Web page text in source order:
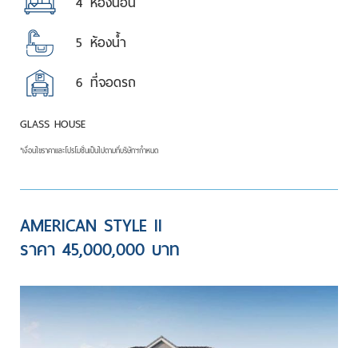
5 ห้องน้ำ
6 ที่จอดรถ
GLASS HOUSE
*เงื่อนไขราคาและโปรโมชั่นเป็นไปตามที่บริษัทฯกำหนด
AMERICAN STYLE II
ราคา 45,000,000 บาท